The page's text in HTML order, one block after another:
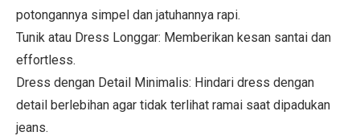
potongannya simpel dan jatuhannya rapi.
Tunik atau Dress Longgar: Memberikan kesan santai dan
effortless.
Dress dengan Detail Minimalis: Hindari dress dengan
detail berlebihan agar tidak terlihat ramai saat dipadukan
jeans.